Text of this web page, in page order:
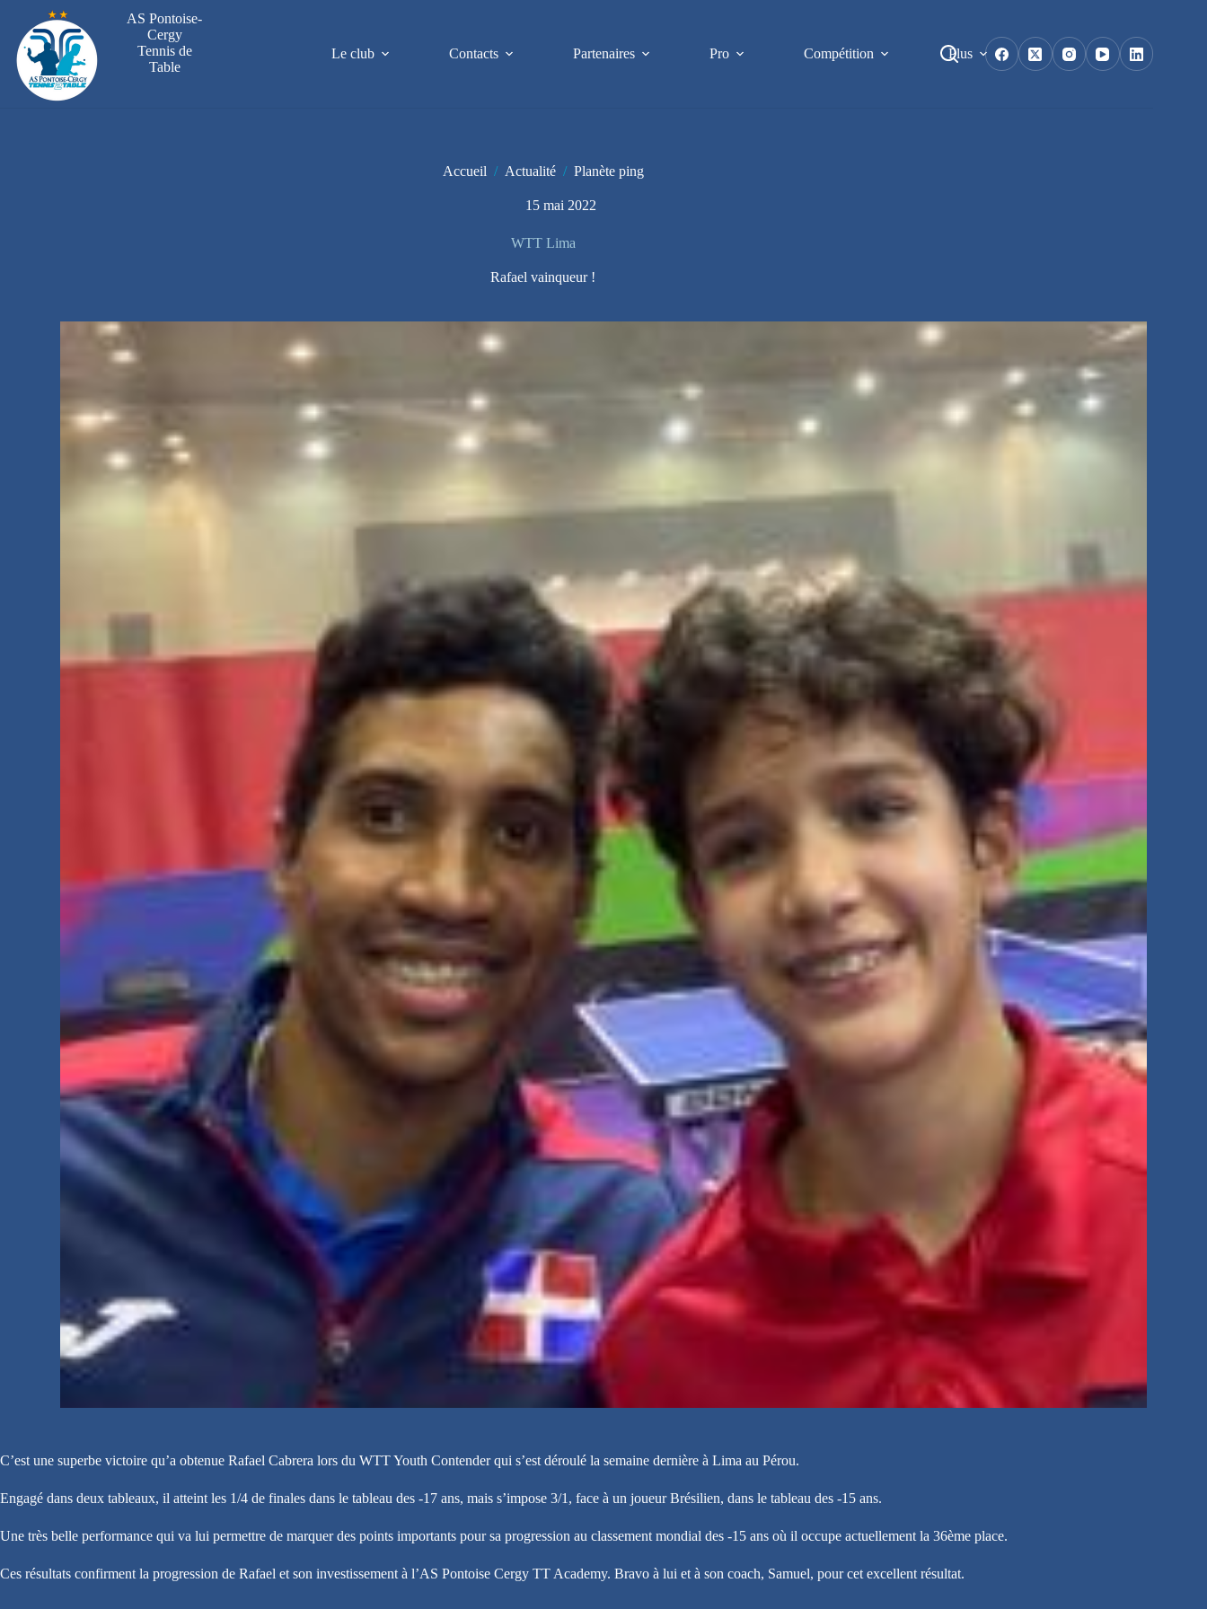
contenu
AS Pontoise-
Cergy
Tennis de
Table
Le club Contacts Partenaires Pro Compétition Plus
Accueil / Actualité / Planète ping
15 mai 2022
WTT Lima
Rafael vainqueur !
C’est une superbe victoire qu’a obtenue Rafael Cabrera lors du WTT Youth Contender qui s’est déroulé la semaine dernière à Lima au Pérou.
Engagé dans deux tableaux, il atteint les 1/4 de finales dans le tableau des -17 ans, mais s’impose 3/1, face à un joueur Brésilien, dans le tableau des -15 ans.
Une très belle performance qui va lui permettre de marquer des points importants pour sa progression au classement mondial des -15 ans où il occupe actuellement la 36ème place.
Ces résultats confirment la progression de Rafael et son investissement à l’AS Pontoise Cergy TT Academy. Bravo à lui et à son coach, Samuel, pour cet excellent résultat.